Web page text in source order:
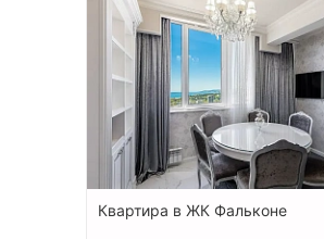
Квартира в ЖК Фальконе